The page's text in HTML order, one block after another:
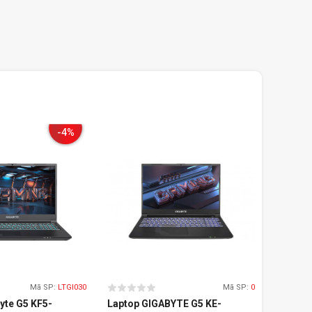
-4%
Mã SP: LTGI030
G5 KF5-
Mã SP: 0
Laptop GIGABYTE G5 KE-